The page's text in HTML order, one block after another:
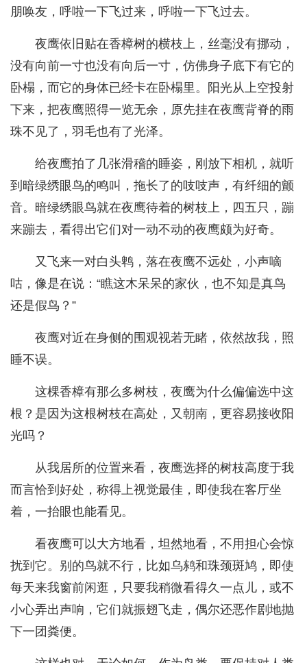
朋唤友，呼啦一下飞过来，呼啦一下飞过去。
夜鹰依旧贴在香樟树的横枝上，丝毫没有挪动，
没有向前一寸也没有向后一寸，仿佛身子底下有它的
卧榻，而它的身体已经卡在卧榻里。阳光从上空投射
下来，把夜鹰照得一览无余，原先挂在夜鹰背脊的雨
珠不见了，羽毛也有了光泽。
给夜鹰拍了几张滑稽的睡姿，刚放下相机，就听
到暗绿绣眼鸟的鸣叫，拖长了的吱吱声，有纤细的颤
音。暗绿绣眼鸟就在夜鹰待着的树枝上，四五只，蹦
来蹦去，看得出它们对一动不动的夜鹰颇为好奇。
又飞来一对白头鹎，落在夜鹰不远处，小声嘀
咕，像是在说：“瞧这木呆呆的家伙，也不知是真鸟
还是假鸟？”
夜鹰对近在身侧的围观视若无睹，依然故我，照
睡不误。
这棵香樟有那么多树枝，夜鹰为什么偏偏选中这
根？是因为这根树枝在高处，又朝南，更容易接收阳
光吗？
从我居所的位置来看，夜鹰选择的树枝高度于我
而言恰到好处，称得上视觉最佳，即使我在客厅坐
着，一抬眼也能看见。
看夜鹰可以大方地看，坦然地看，不用担心会惊
扰到它。别的鸟就不行，比如乌鸫和珠颈斑鸠，即使
每天来我窗前闲逛，只要我稍微看得久一点儿，或不
小心弄出声响，它们就振翅飞走，偶尔还恶作剧地抛
下一团粪便。